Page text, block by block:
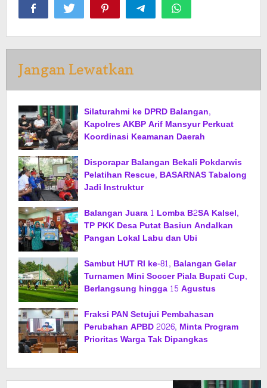
Jangan Lewatkan
Silaturahmi ke DPRD Balangan,
Kapolres AKBP Arif Mansyur Perkuat
Koordinasi Keamanan Daerah
Disporapar Balangan Bekali Pokdarwis
Pelatihan Rescue, BASARNAS Tabalong
Jadi Instruktur
Balangan Juara 1 Lomba B2SA Kalsel,
TP PKK Desa Putat Basiun Andalkan
Pangan Lokal Labu dan Ubi
Sambut HUT RI ke-81, Balangan Gelar
Turnamen Mini Soccer Piala Bupati Cup,
Berlangsung hingga 15 Agustus
Fraksi PAN Setujui Pembahasan
Perubahan APBD 2026, Minta Program
Prioritas Warga Tak Dipangkas